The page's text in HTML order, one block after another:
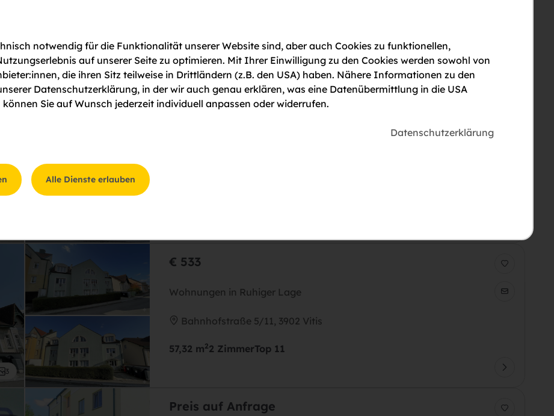
3
35,17 m Top 12
3
€ 533
Wohnungen in Ruhiger Lage
Bahnhofstraße 5/11, 3902 Vitis
57,32 m22 ZimmerTop 11
Preis auf Anfrage
notwendig für die Funktionalität unserer Website sind, aber auch Cookies zu funktionellen,
auf unserer Seite zu optimieren. Mit Ihrer Einwilligung zu den Cookies werden sowohl von
die ihren Sitz teilweise in Drittländern (z.B. den USA) haben. Nähere Informationen zu den
Datenschutzerklärung, in der wir auch genau erklären, was eine Datenübermittlung in die USA
Sie auf Wunsch jederzeit individuell anpassen oder widerrufen.
Datenschutzerklärung
Alle Dienste erlauben